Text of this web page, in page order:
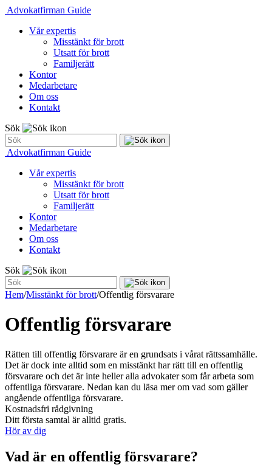
Advokatfirman Guide
Vår expertis
Misstänkt för brott
Utsatt för brott
Familjerätt
Kontor
Medarbetare
Om oss
Kontakt
Sök
Advokatfirman Guide
Vår expertis
Misstänkt för brott
Utsatt för brott
Familjerätt
Kontor
Medarbetare
Om oss
Kontakt
Sök
Hem/Misstänkt för brott/Offentlig försvarare
Offentlig försvarare
Rätten till offentlig försvarare är en grundsats i vårat rättssamhälle.
Det är dock inte alltid som en misstänkt har rätt till en offentlig
försvarare och det är inte heller alla advokater som får arbeta som
offentliga försvarare. Nedan kan du läsa mer om vad som gäller
angående offentliga försvarare.
Kostnadsfri rådgivning
Ditt första samtal är alltid gratis.
Hör av dig
Vad är en offentlig försvarare?